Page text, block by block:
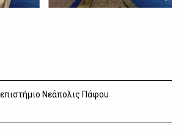
Νεάπολις Πάφου